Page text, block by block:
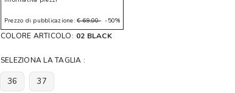
Prezzo di pubblicazione: € 69,00-50%
COLORE ARTICOLO: 02 BLACK
SELEZIONA LA TAGLIA :
36 37